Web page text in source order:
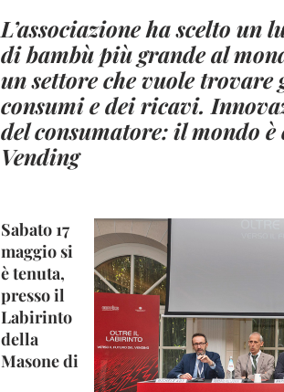
L’associazione ha scelto un
di bambù più grande al
un settore che vuole
consumi e dei ricavi.
del consumatore: il mondo
Vending
Sabato 17
maggio si
è tenuta,
presso il
Labirinto
della
Masone di